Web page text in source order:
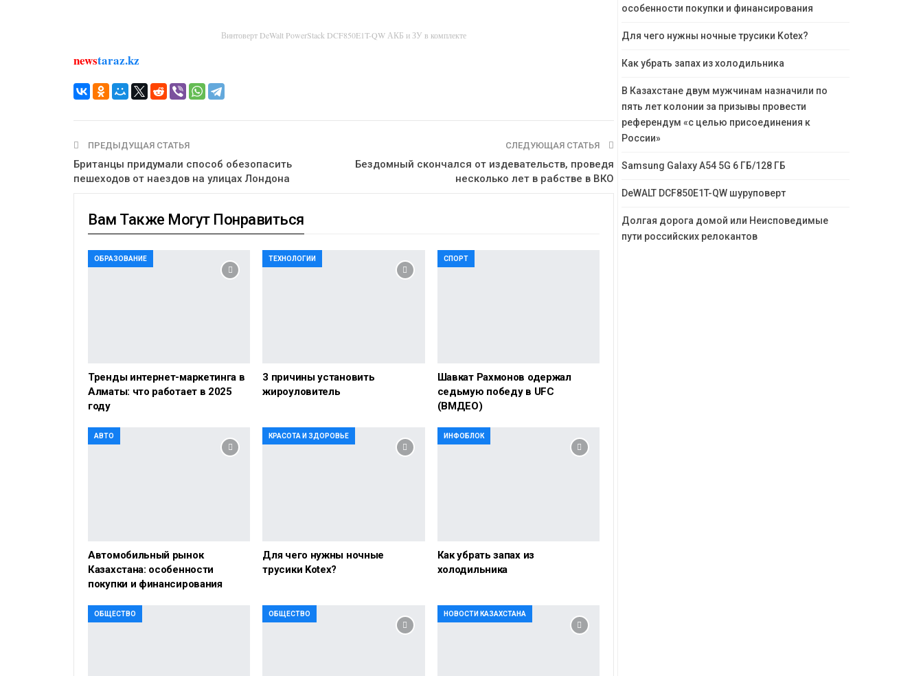
Винтоверт DeWalt PowerStack DCF850E1T-QW АКБ и ЗУ в комплекте
newstaraz.kz
ПРЕДЫДУЩАЯ СТАТЬЯ
Британцы придумали способ обезопасить
пешеходов от наездов на улицах Лондона
СЛЕДУЮЩАЯ СТАТЬЯ
Бездомный скончался от издевательств, проведя
несколько лет в рабстве в ВКО
Вам Также Могут Понравиться
ОБРАЗОВАНИЕ
Тренды интернет-маркетинга в
Алматы: что работает в 2025
году
ТЕХНОЛОГИИ
3 причины установить
жироуловитель
СПОРТ
Шавкат Рахмонов одержал
седьмую победу в UFC
(ВМДЕО)
АВТО
Автомобильный рынок
Казахстана: особенности
покупки и финансирования
КРАСОТА И ЗДОРОВЬЕ
Для чего нужны ночные
трусики Kotex?
ИНФОБЛОК
Как убрать запах из
холодильника
ОБЩЕСТВО ОБЩЕСТВО НОВОСТИ КАЗАХСТАНА
особенности покупки и финансирования
Для чего нужны ночные трусики Kotex?
Как убрать запах из холодильника
В Казахстане двум мужчинам назначили по
пять лет колонии за призывы провести
референдум «с целью присоединения к
России»
Samsung Galaxy A54 5G 6 ГБ/128 ГБ
DeWALT DCF850E1T-QW шуруповерт
Долгая дорога домой или Неисповедимые
пути российских релокантов